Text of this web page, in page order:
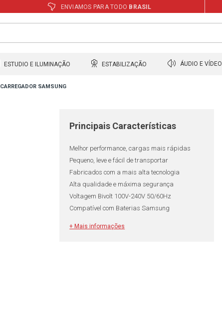
ENVIAMOS PARA TODO BRASIL
ESTUDIO E ILUMINAÇÃO ESTABILIZAÇÃO ÁUDIO E VÍDEO
CARREGADOR SAMSUNG
Principais Características
Melhor performance, cargas mais rápidas
Pequeno, leve e fácil de transportar
Fabricados com a mais alta tecnologia
Alta qualidade e máxima segurança
Voltagem Bivolt 100V-240V 50/60Hz
Compatível com Baterias Samsung
+ Mais informações